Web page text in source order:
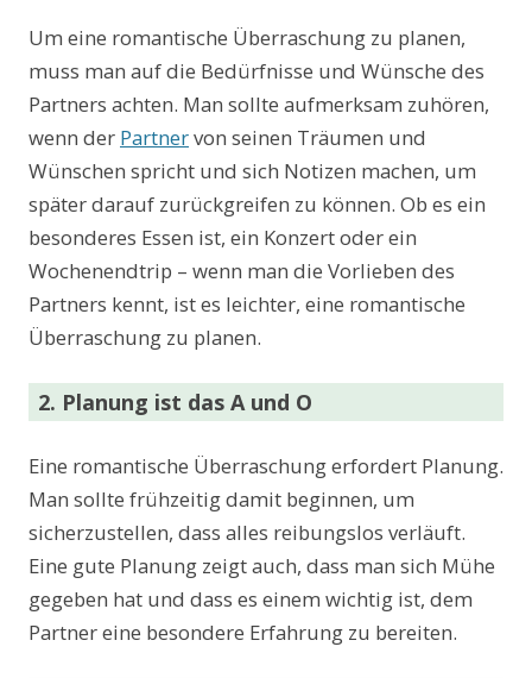
Um eine romantische Überraschung zu planen,
muss man auf die Bedürfnisse und Wünsche des
Partners achten. Man sollte aufmerksam zuhören,
wenn der Partnervon seinen Träumen und
Wünschen spricht und sich Notizen machen, um
später darauf zurückgreifen zu können. Ob es ein
besonderes Essen ist, ein Konzert oder ein
Wochenendtrip – wenn man die Vorlieben des
Partners kennt, ist es leichter, eine romantische
Überraschung zu planen.
2. Planung ist das A und O
Eine romantische Überraschung erfordert Planung.
Man sollte frühzeitig damit beginnen, um
sicherzustellen, dass alles reibungslos verläuft.
Eine gute Planung zeigt auch, dass man sich Mühe
gegeben hat und dass es einem wichtig ist, dem
Partner eine besondere Erfahrung zu bereiten.